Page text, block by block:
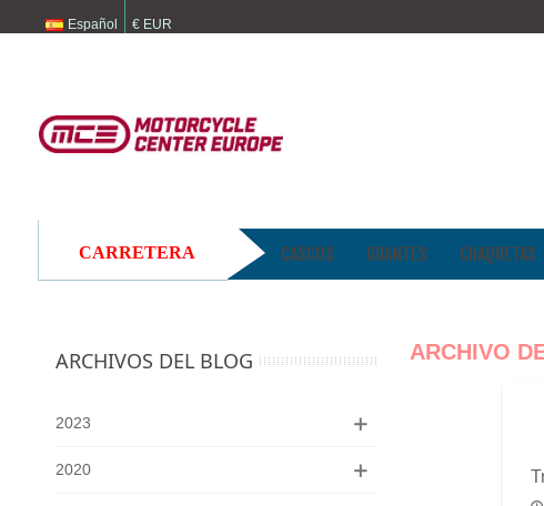
Español € EUR
CASCOS GUANTES CHAQUETAS
CARRETERA
ARCHIVOS DEL BLOG
2023
2020
ARCHIVO